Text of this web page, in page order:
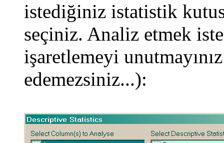
istediğiniz istatistik
seçiniz. Analiz etmek
işaretlemeyi
edemezsiniz...):